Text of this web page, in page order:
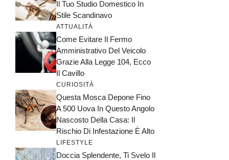
Il Tuo Studio Domestico In
Stile Scandinavo
ATTUALITÀ
Come Evitare Il Fermo
Amministrativo Del Veicolo
Grazie Alla Legge 104, Ecco
Il Cavillo
CURIOSITÀ
Questa Mosca Depone Fino
A 500 Uova In Questo Angolo
Nascosto Della Casa: Il
Rischio Di Infestazione È Alto
LIFESTYLE
Doccia Splendente, Ti Svelo Il